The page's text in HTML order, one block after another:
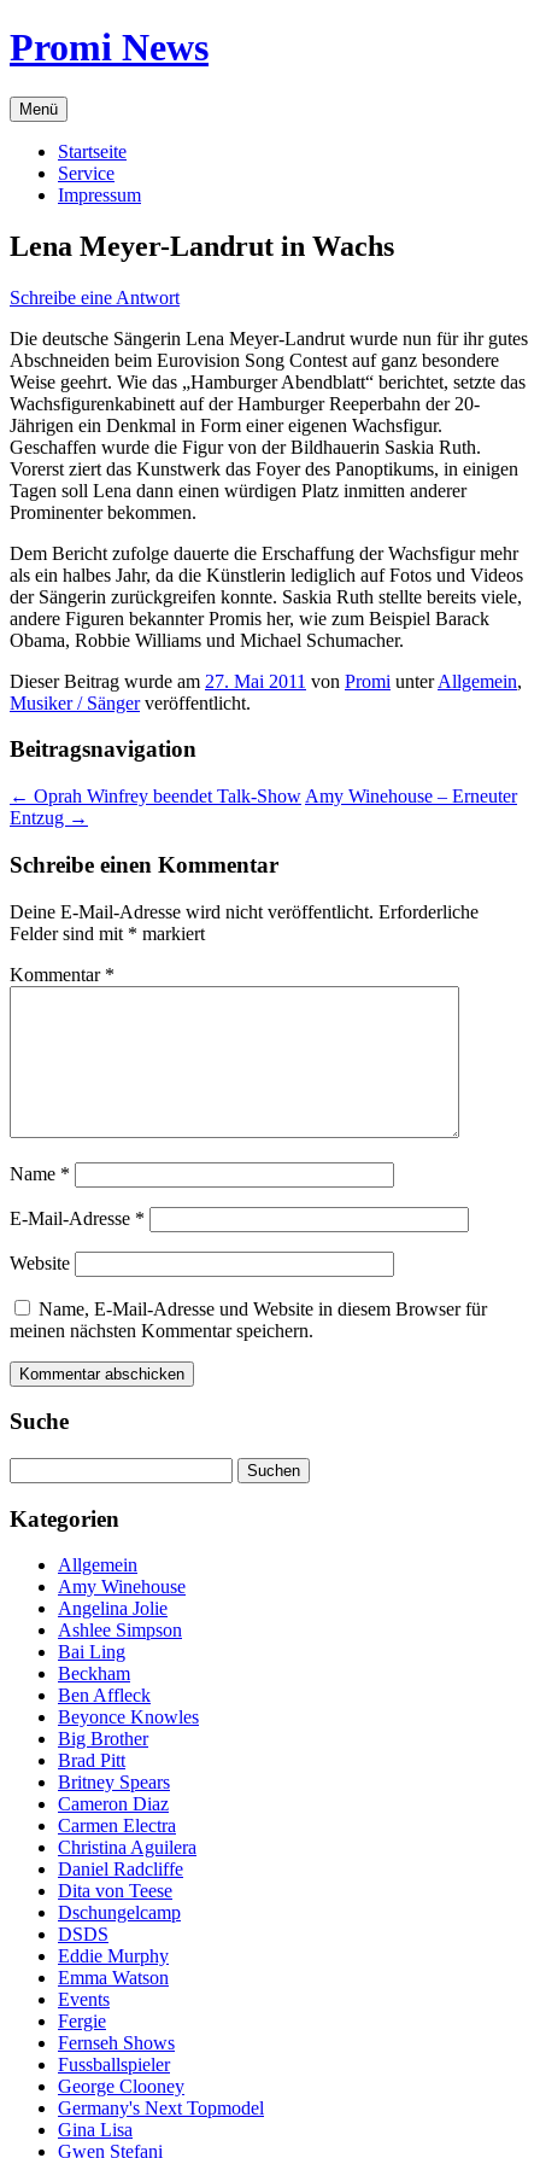
Zum
Inhalt
Promi News
Menü
Startseite
Service
Impressum
Lena Meyer-Landrut in Wachs
Schreibe eine Antwort
Die deutsche Sängerin Lena Meyer-Landrut wurde nun für ihr gutes
Abschneiden beim Eurovision Song Contest auf ganz besondere
Weise geehrt. Wie das „Hamburger Abendblatt“ berichtet, setzte das
Wachsfigurenkabinett auf der Hamburger Reeperbahn der 20-
Jährigen ein Denkmal in Form einer eigenen Wachsfigur.
Geschaffen wurde die Figur von der Bildhauerin Saskia Ruth.
Vorerst ziert das Kunstwerk das Foyer des Panoptikums, in einigen
Tagen soll Lena dann einen würdigen Platz inmitten anderer
Prominenter bekommen.
Dem Bericht zufolge dauerte die Erschaffung der Wachsfigur mehr
als ein halbes Jahr, da die Künstlerin lediglich auf Fotos und Videos
der Sängerin zurückgreifen konnte. Saskia Ruth stellte bereits viele,
andere Figuren bekannter Promis her, wie zum Beispiel Barack
Obama, Robbie Williams und Michael Schumacher.
Dieser Beitrag wurde am 27. Mai 2011 von Promi unterAllgemein,
Musiker / Sängerveröffentlicht.
Beitragsnavigation
← Oprah Winfrey beendet Talk-Show Amy Winehouse – Erneuter
Entzug →
Schreibe einen Kommentar
Deine E-Mail-Adresse wird nicht veröffentlicht. Erforderliche
Felder sind mit * markiert
Kommentar *
Name *
E-Mail-Adresse *
Website
Name, E-Mail-Adresse und Website in diesem Browser für
meinen nächsten Kommentar speichern.
Suche
nach:
Kategorien
Allgemein
Amy Winehouse
Angelina Jolie
Ashlee Simpson
Bai Ling
Beckham
Ben Affleck
Beyonce Knowles
Big Brother
Brad Pitt
Britney Spears
Cameron Diaz
Carmen Electra
Christina Aguilera
Daniel Radcliffe
Dita von Teese
Dschungelcamp
DSDS
Eddie Murphy
Emma Watson
Events
Fergie
Fernseh Shows
Fussballspieler
George Clooney
Germany's Next Topmodel
Gina Lisa
Gwen Stefani